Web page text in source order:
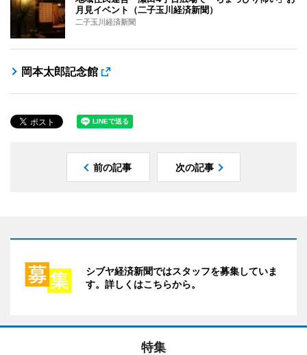
月見イベント（二子玉川経済新聞）
二子玉川経済新聞
岡本太郎記念館
前の記事 次の記事
シブヤ経済新聞ではスタッフを募集していま
す。詳しくはこちらから。
特集